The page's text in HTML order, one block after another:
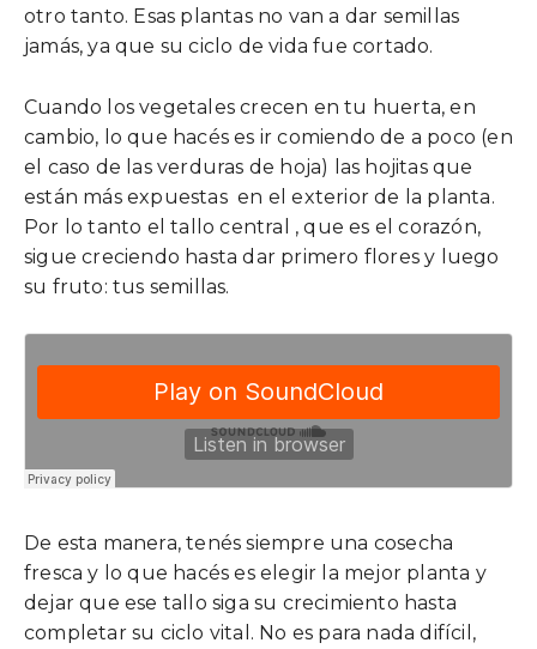
otro tanto. Esas plantas no van a dar semillas
jamás, ya que su ciclo de vida fue cortado.
Cuando los vegetales crecen en tu huerta, en
cambio, lo que hacés es ir comiendo de a poco (en
el caso de las verduras de hoja) las hojitas que
están más expuestas en el exterior de la planta.
Por lo tanto el tallo central , que es el corazón,
sigue creciendo hasta dar primero flores y luego
su fruto: tus semillas.
De esta manera, tenés siempre una cosecha
fresca y lo que hacés es elegir la mejor planta y
dejar que ese tallo siga su crecimiento hasta
completar su ciclo vital. No es para nada difícil,